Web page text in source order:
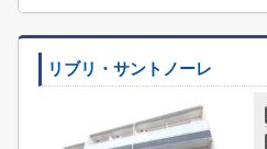
リブリ・サントノーレ